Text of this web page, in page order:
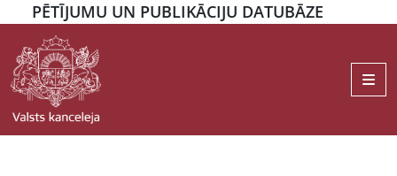
PĒTĪJUMU UN PUBLIKĀCIJU DATUBĀZE